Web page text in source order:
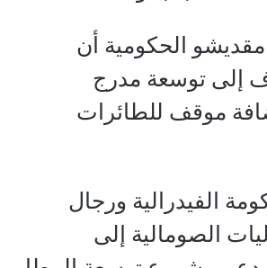
الحكومية أن
إلى توسعة مدرج
موقف للطائرات
الفيدرالية ورجال
الصومالية إلى